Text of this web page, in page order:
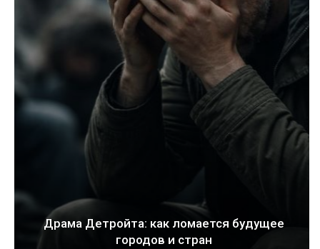
Драма Детройта: как ломается будущее
городов и стран